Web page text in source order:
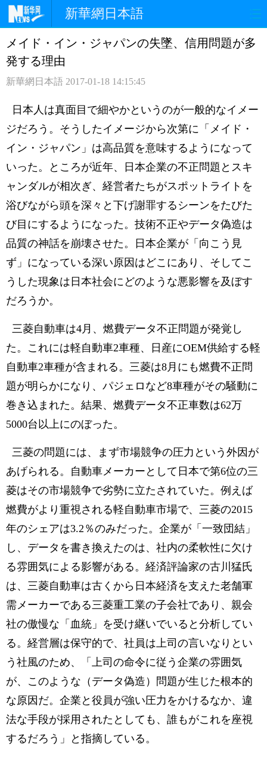
新華網日本語
ホームページ 政治 経済
観光 評論 写真
中日対訳
メイド・イン・ジャパンの失墜、信用問題が多
発する理由
新華網日本語 2017-01-18 14:15:45
日本人は真面目で細やかというのが一般的なイメー
ジだろう。そうしたイメージから次第に「メイド・
イン・ジャパン」は高品質を意味するようになって
いった。ところが近年、日本企業の不正問題とスキ
ャンダルが相次ぎ、経営者たちがスポットライトを
浴びながら頭を深々と下げ謝罪するシーンをたびた
び目にするようになった。技術不正やデータ偽造は
品質の神話を崩壊させた。日本企業が「向こう見
ず」になっている深い原因はどこにあり、そしてこ
うした現象は日本社会にどのような悪影響を及ぼす
だろうか。
三菱自動車は4月、燃費データ不正問題が発覚し
た。これには軽自動車2車種、日産にOEM供給する軽
自動車2車種が含まれる。三菱は8月にも燃費不正問
題が明らかになり、パジェロなど8車種がその騒動に
巻き込まれた。結果、燃費データ不正車数は62万
5000台以上にのぼった。
三菱の問題には、まず市場競争の圧力という外因が
あげられる。自動車メーカーとして日本で第6位の三
菱はその市場競争で劣勢に立たされていた。例えば
燃費がより重視される軽自動車市場で、三菱の2015
年のシェアは3.2％のみだった。企業が「一致団結」
し、データを書き換えたのは、社内の柔軟性に欠け
る雰囲気による影響がある。経済評論家の古川猛氏
は、三菱自動車は古くから日本経済を支えた老舗軍
需メーカーである三菱重工業の子会社であり、親会
社の傲慢な「血統」を受け継いでいると分析してい
る。経営層は保守的で、社員は上司の言いなりとい
う社風のため、「上司の命令に従う企業の雰囲気
が、このような（データ偽造）問題が生じた根本的
な原因だ。企業と役員が強い圧力をかけるなか、違
法な手段が採用されたとしても、誰もがこれを座視
するだろう」と指摘している。